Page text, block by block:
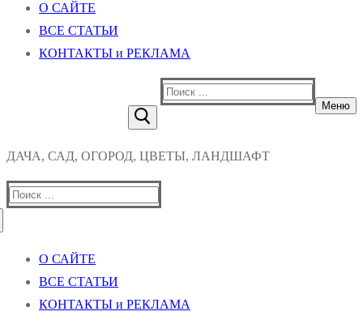
О САЙТЕ
ВСЕ СТАТЬИ
КОНТАКТЫ и РЕКЛАМА
Найти:
Меню
ДАЧА, САД, ОГОРОД, ЦВЕТЫ, ЛАНДШАФТ
Найти:
О САЙТЕ
ВСЕ СТАТЬИ
КОНТАКТЫ и РЕКЛАМА